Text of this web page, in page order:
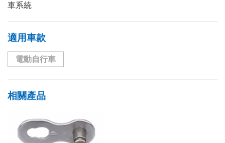
車系統
適用車款
電動自行車
相關產品